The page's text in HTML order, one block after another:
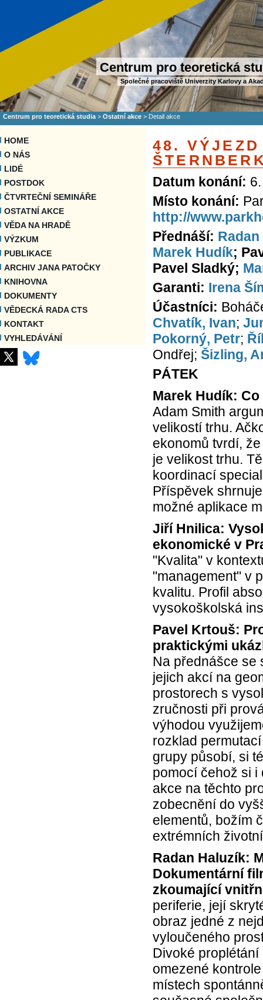
Centrum pro teoretická
Společné pracoviště Univerzity Karlovy a
Centrum pro teoretická studia > Ostatní akce > Detail akce
HOME
O NÁS
LIDÉ
POSTDOK
ČTVRTEČNÍ SEMINÁŘE
OSTATNÍ AKCE
VĚDA NA HRADĚ
VÝZKUM
PUBLIKACE
ARCHIV JANA PATOČKY
KNIHOVNA
DOKUMENTY
VĚDECKÁ RADA CTS
KONTAKT
VYHLEDÁVÁNÍ
48.
Datum konání:
Místo konání:
http://
Přednáší:
Marek Hudík;
Pavel Sladký;
Garanti: Irena
Účastníci:
Chvatík, Ivan;
Pokorný, Petr;
Ondřej; Šizling,
PÁTEK
Marek Hudík:
Adam Smith
velikostí trhu.
ekonomů tvrdí,
je velikost trhu.
koordinací
Příspěvek
možné aplikace
Jiří Hnilica:
ekonomické v
"Kvalita" v
"management" v
kvalitu. Profil
vysokoškolská
Pavel Krtouš:
praktickými
Na přednášce se
jejich akcí na
prostorech s
zručnosti při
výhodou
rozklad
grupy působí, si
pomocí čehož si i
akce na těchto
zobecnění do
elementů, božím
extrémních
Radan Haluzík:
Dokumentární
zkoumající
periferie, její
obraz jedné z
vyloučeného
Divoké
omezené
místech